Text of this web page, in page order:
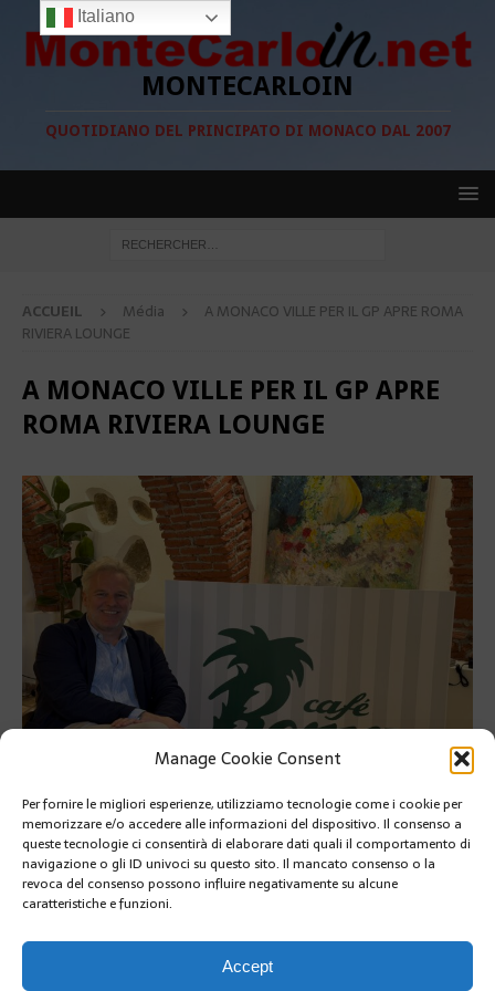
Manage Cookie Consent
Per fornire le migliori esperienze, utilizziamo tecnologie come i cookie per
memorizzare e/o accedere alle informazioni del dispositivo. Il consenso a
queste tecnologie ci consentirà di elaborare dati quali il comportamento di
navigazione o gli ID univoci su questo sito. Il mancato consenso o la
revoca del consenso possono influire negativamente su alcune
caratteristiche e funzioni.
Accept
MONTECARLOIN
QUOTIDIANO DEL PRINCIPATO DI MONACO DAL 2007
ACCUEIL Média
A MONACO VILLE PER IL GP APRE ROMA
RIVIERA LOUNGE
A MONACO VILLE PER IL GP APRE
ROMA RIVIERA LOUNGE
Francesco di Biase riprende la galleria Berrino a Monaco Ville e
apre il Roma Riviera Lounge per il GP di F1
Francesco di Biase riprende la galleria Berrino a Monaco Ville e
apre il Roma Riviera Lounge per il GP di F1
Italiano